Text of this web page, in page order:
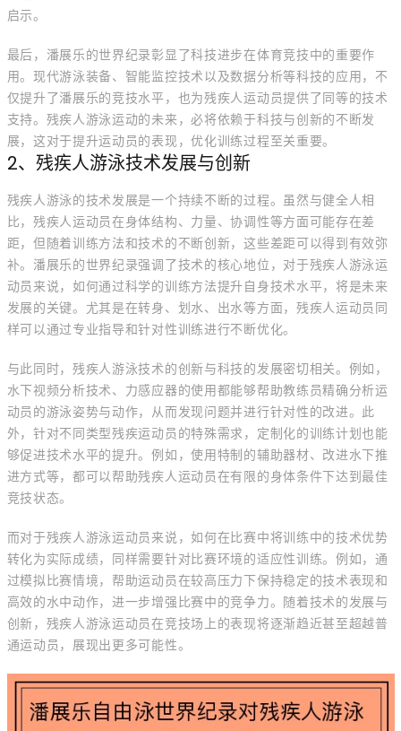
启示。
最后，潘展乐的世界纪录彰显了科技进步在体育竞技中的重要作
用。现代游泳装备、智能监控技术以及数据分析等科技的应用，不
仅提升了潘展乐的竞技水平，也为残疾人运动员提供了同等的技术
支持。残疾人游泳运动的未来，必将依赖于科技与创新的不断发
展，这对于提升运动员的表现，优化训练过程至关重要。
2、残疾人游泳技术发展与创新
残疾人游泳的技术发展是一个持续不断的过程。虽然与健全人相
比，残疾人运动员在身体结构、力量、协调性等方面可能存在差
距，但随着训练方法和技术的不断创新，这些差距可以得到有效弥
补。潘展乐的世界纪录强调了技术的核心地位，对于残疾人游泳运
动员来说，如何通过科学的训练方法提升自身技术水平，将是未来
发展的关键。尤其是在转身、划水、出水等方面，残疾人运动员同
样可以通过专业指导和针对性训练进行不断优化。
与此同时，残疾人游泳技术的创新与科技的发展密切相关。例如，
水下视频分析技术、力感应器的使用都能够帮助教练员精确分析运
动员的游泳姿势与动作，从而发现问题并进行针对性的改进。此
外，针对不同类型残疾运动员的特殊需求，定制化的训练计划也能
够促进技术水平的提升。例如，使用特制的辅助器材、改进水下推
进方式等，都可以帮助残疾人运动员在有限的身体条件下达到最佳
竞技状态。
而对于残疾人游泳运动员来说，如何在比赛中将训练中的技术优势
转化为实际成绩，同样需要针对比赛环境的适应性训练。例如，通
过模拟比赛情境，帮助运动员在较高压力下保持稳定的技术表现和
高效的水中动作，进一步增强比赛中的竞争力。随着技术的发展与
创新，残疾人游泳运动员在竞技场上的表现将逐渐趋近甚至超越普
通运动员，展现出更多可能性。